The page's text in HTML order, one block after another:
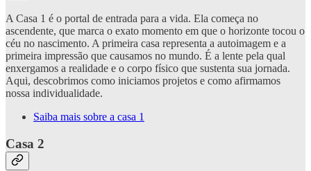
A Casa 1 é o portal de entrada para a vida. Ela começa no
ascendente, que marca o exato momento em que o horizonte tocou o
céu no nascimento. A primeira casa representa a autoimagem e a
primeira impressão que causamos no mundo. É a lente pela qual
enxergamos a realidade e o corpo físico que sustenta sua jornada.
Aqui, descobrimos como iniciamos projetos e como afirmamos
nossa individualidade.
Saiba mais sobre a casa 1
Casa 2